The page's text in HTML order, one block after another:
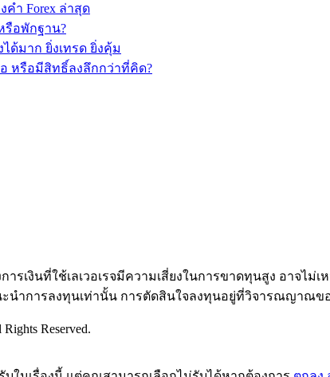
ำ Forex ล่าสุด
รือพักฐาน?
ด้มาก ยิ่งเทรด ยิ่งคุ้ม
อ หรือมีสิทธิ์ลงลึกกว่าที่คิด?
การเงินที่ใช้เลเวอเรจมีความเสี่ยงในการขาดทุนสูง อา
ะนำการลงทุนเท่านั้น การตัดสินใจลงทุนอยู่ที่วิจารณญาณข
Reserved.